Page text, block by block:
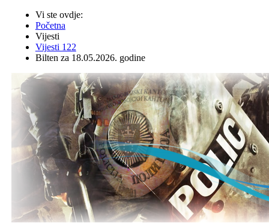
Vi ste ovdje:
Početna
Vijesti
Vijesti 122
Bilten za 18.05.2026. godine